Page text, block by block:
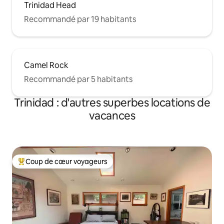
Trinidad Head
Recommandé par 19 habitants
Camel Rock
Recommandé par 5 habitants
Trinidad : d'autres superbes locations de
vacances
Coups de cœur voyageurs les plus appréciés
Coup de cœur voyageurs